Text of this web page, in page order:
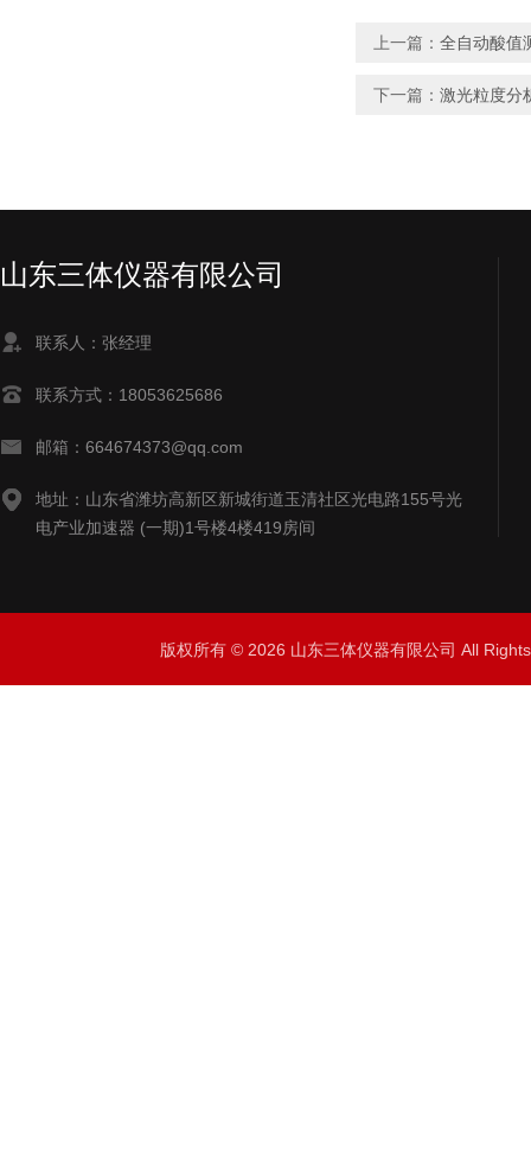
上一篇： 全自动酸值
下一篇： 激光粒度分
山东三体仪器有限公司
联系人：张经理
联系方式：18053625686
邮箱：664674373@qq.com
地址：山东省潍坊高新区新城街道玉清社区光电路155号光
电产业加速器 (一期)1号楼4楼419房间
版权所有 © 2026 山东三体仪器有限公司 All